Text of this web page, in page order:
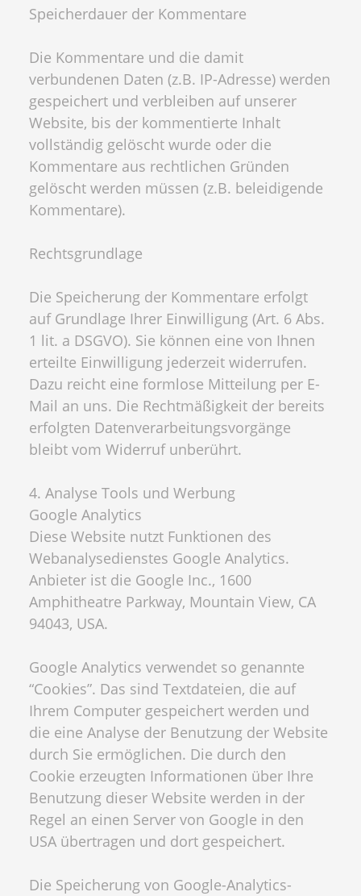
Speicherdauer der Kommentare
Die Kommentare und die damit
verbundenen Daten (z.B. IP-Adresse) werden
gespeichert und verbleiben auf unserer
Website, bis der kommentierte Inhalt
vollständig gelöscht wurde oder die
Kommentare aus rechtlichen Gründen
gelöscht werden müssen (z.B. beleidigende
Kommentare).
Rechtsgrundlage
Die Speicherung der Kommentare erfolgt
auf Grundlage Ihrer Einwilligung (Art. 6 Abs.
1 lit. a DSGVO). Sie können eine von Ihnen
erteilte Einwilligung jederzeit widerrufen.
Dazu reicht eine formlose Mitteilung per E-
Mail an uns. Die Rechtmäßigkeit der bereits
erfolgten Datenverarbeitungsvorgänge
bleibt vom Widerruf unberührt.
4. Analyse Tools und Werbung
Google Analytics
Diese Website nutzt Funktionen des
Webanalysedienstes Google Analytics.
Anbieter ist die Google Inc., 1600
Amphitheatre Parkway, Mountain View, CA
94043, USA.
Google Analytics verwendet so genannte
“Cookies”. Das sind Textdateien, die auf
Ihrem Computer gespeichert werden und
die eine Analyse der Benutzung der Website
durch Sie ermöglichen. Die durch den
Cookie erzeugten Informationen über Ihre
Benutzung dieser Website werden in der
Regel an einen Server von Google in den
USA übertragen und dort gespeichert.
Die Speicherung von Google-Analytics-